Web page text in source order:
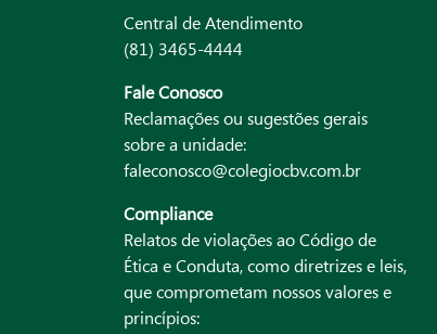
Central de Atendimento
(81) 3465-4444
Fale Conosco
Reclamações ou sugestões gerais
sobre a unidade:
faleconosco@colegiocbv.com.br
Compliance
Relatos de violações ao Código de
Ética e Conduta, como diretrizes e leis,
que comprometam nossos valores e
princípios: